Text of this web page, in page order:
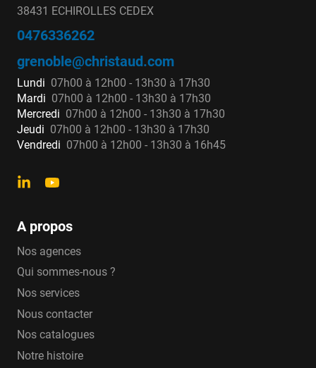
38431 ECHIROLLES CEDEX
0476336262
grenoble@christaud.com
Lundi 07h00 à 12h00 - 13h30 à 17h30
Mardi 07h00 à 12h00 - 13h30 à 17h30
Mercredi 07h00 à 12h00 - 13h30 à 17h30
Jeudi 07h00 à 12h00 - 13h30 à 17h30
Vendredi 07h00 à 12h00 - 13h30 à 16h45
A propos
Nos agences
Qui sommes-nous ?
Nos services
Nous contacter
Nos catalogues
Notre histoire